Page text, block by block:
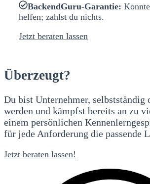
BackendGuru-Garantie:
helfen; zahlst du nichts.
Jetzt beraten lassen
Überzeugt?
Du bist Unternehmer, selbstständig
werden und kämpfst bereits an zu
einem persönlichen
für jede Anforderung die passende
Jetzt beraten lassen!